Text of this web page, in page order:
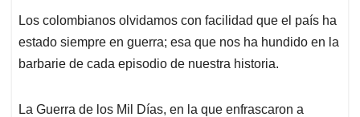
Los colombianos olvidamos con facilidad que el país ha
estado siempre en guerra; esa que nos ha hundido en la
barbarie de cada episodio de nuestra historia.
La Guerra de los Mil Días, en la que enfrascaron a